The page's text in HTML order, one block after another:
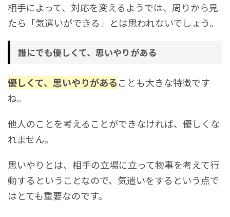
相手によって、対応を変えるようでは、周りから見
たら「気遣いができる」とは思われないでしょう。
誰にでも優しくて、思いやりがある
優しくて、思いやりがあることも大きな特徴です
ね。
他人のことを考えることができなければ、優しくな
れません。
思いやりとは、相手の立場に立って物事を考えて行
動するということなので、気遣いをするという点で
はとても重要なのです。